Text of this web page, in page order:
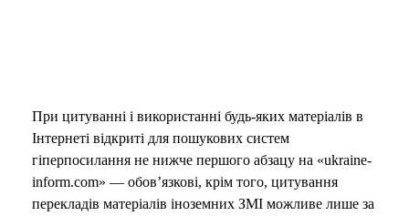
При цитуванні і використанні будь-яких матеріалів в
Інтернеті відкриті для пошукових систем
гіперпосилання не нижче першого абзацу на «ukraine-
inform.com» — обов’язкові, крім того, цитування
перекладів матеріалів іноземних ЗМІ можливе лише за